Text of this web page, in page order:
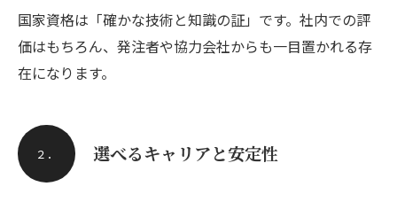
国家資格は「確かな技術と知識の証」です。社内での評
価はもちろん、発注者や協力会社からも一目置かれる存
在になります。
選べるキャリアと安定性
２．